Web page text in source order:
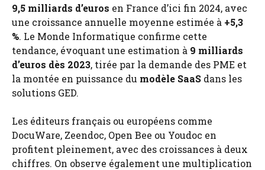
9,5 milliards d’euros en France d’ici fin 2024, avec
une croissance annuelle moyenne estimée à +5,3
%. Le Monde Informatique confirme cette
tendance, évoquant une estimation à 9 milliards
d’euros dès 2023, tirée par la demande des PME et
la montée en puissance du modèle SaaS dans les
solutions GED.
Les éditeurs français ou européens comme
DocuWare, Zeendoc, Open Bee ou Youdoc en
profitent pleinement, avec des croissances à deux
chiffres. On observe également une multiplication